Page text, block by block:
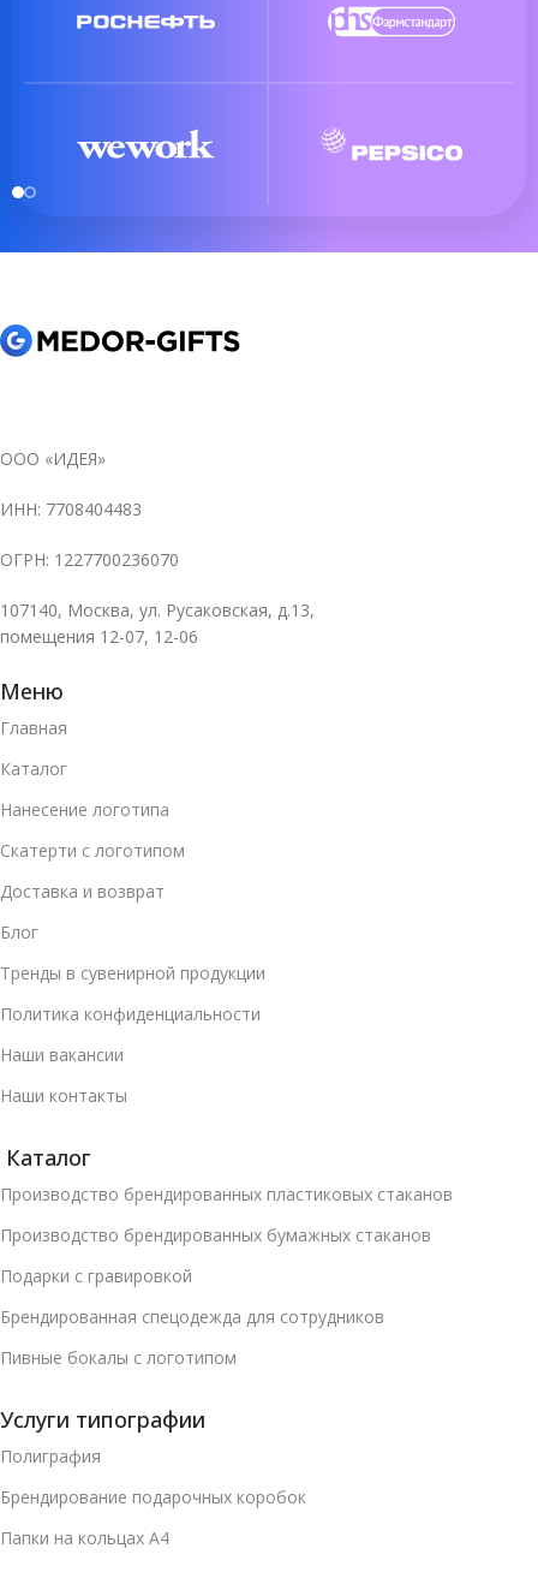
ООО «ИДЕЯ»
ИНН: 7708404483
ОГРН: 1227700236070
107140, Москва, ул. Русаковская, д.13,
помещения 12-07, 12-06
Меню
Главная
Каталог
Нанесение логотипа
Скатерти с логотипом
Доставка и возврат
Блог
Тренды в сувенирной продукции
Политика конфиденциальности
Наши вакансии
Наши контакты
Каталог
Производство брендированных пластиковых стаканов
Производство брендированных бумажных стаканов
Подарки с гравировкой
Брендированная спецодежда для сотрудников
Пивные бокалы с логотипом
Услуги типографии
Полиграфия
Брендирование подарочных коробок
Папки на кольцах А4